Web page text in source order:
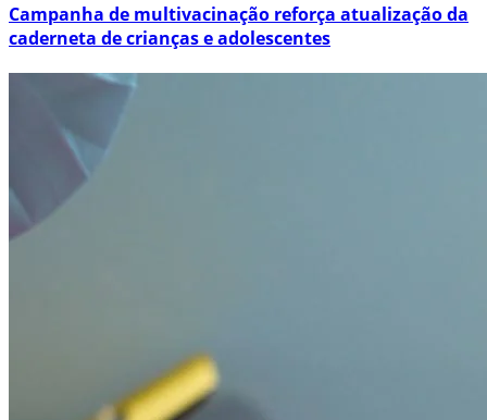
Campanha de multivacinação reforça atualização da
caderneta de crianças e adolescentes